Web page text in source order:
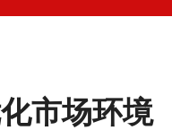
市场环境